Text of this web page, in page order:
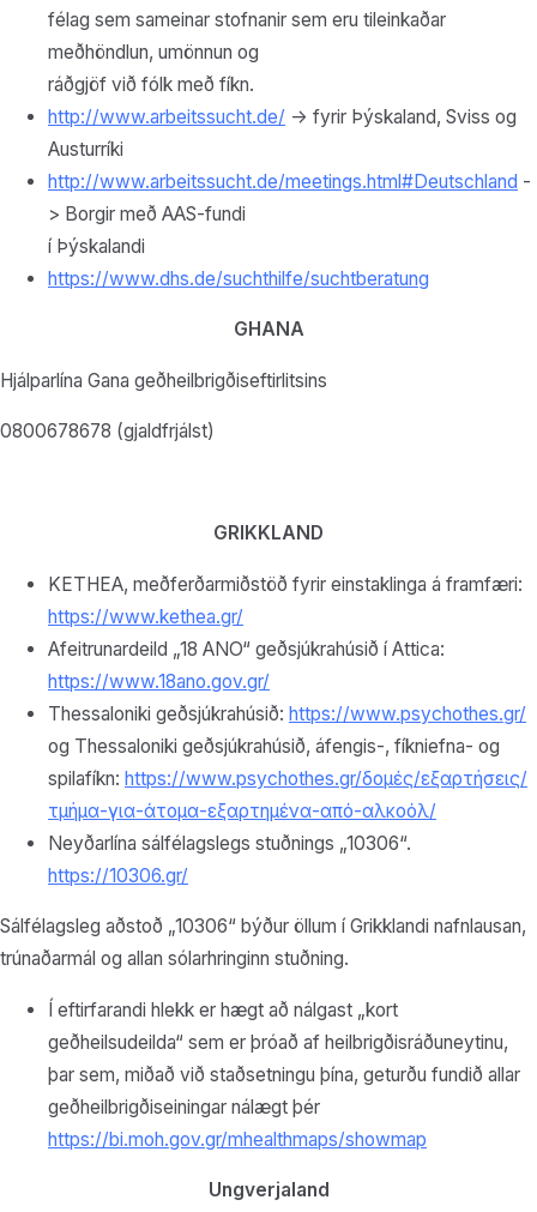
félag sem sameinar stofnanir sem eru tileinkaðar
meðhöndlun, umönnun og
ráðgjöf við fólk með fíkn.
http://www.arbeitssucht.de/ -> fyrir Þýskaland, Sviss og
Austurríki
http://www.arbeitssucht.de/meetings.html#Deutschland -
> Borgir með AAS-fundi
í Þýskalandi
https://www.dhs.de/suchthilfe/suchtberatung
GHANA
Hjálparlína Gana geðheilbrigðiseftirlitsins
0800678678 (gjaldfrjálst)
GRIKKLAND
KETHEA, meðferðarmiðstöð fyrir einstaklinga á framfæri:
https://www.kethea.gr/
Afeitrunardeild „18 ANO“ geðsjúkrahúsið í Attica:
https://www.18ano.gov.gr/
Thessaloniki geðsjúkrahúsið: https://www.psychothes.gr/
og Thessaloniki geðsjúkrahúsið, áfengis-, fíkniefna- og
spilafíkn: https://www.psychothes.gr/δομές/εξαρτήσεις/
τμήμα-για-άτομα-εξαρτημένα-από-αλκοόλ/
Neyðarlína sálfélagslegs stuðnings „10306“.
https://10306.gr/
Sálfélagsleg aðstoð „10306“ býður öllum í Grikklandi nafnlausan,
trúnaðarmál og allan sólarhringinn stuðning.
Í eftirfarandi hlekk er hægt að nálgast „kort
geðheilsudeilda“ sem er þróað af heilbrigðisráðuneytinu,
þar sem, miðað við staðsetningu þína, geturðu fundið allar
geðheilbrigðiseiningar nálægt þér
https://bi.moh.gov.gr/mhealthmaps/showmap
Ungverjaland